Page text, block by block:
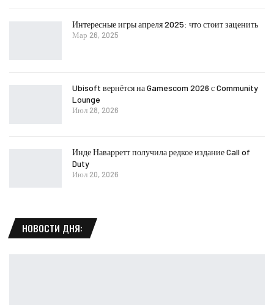
Интересные игры апреля 2025: что стоит заценить
Мар 26, 2025
Ubisoft вернётся на Gamescom 2026 с Community
Lounge
Июл 28, 2026
Инде Наварретт получила редкое издание Call of
Duty
Июл 20, 2026
НОВОСТИ ДНЯ: